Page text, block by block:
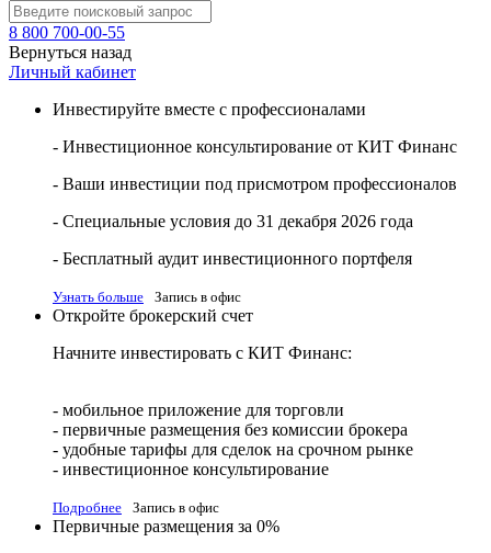
8 800 700-00-55
Вернуться назад
Личный кабинет
Инвестируйте вместе с профессионалами
- Инвестиционное консультирование от КИТ Финанс
- Ваши инвестиции под присмотром профессионалов
- Специальные условия до 31 декабря 2026 года
- Бесплатный аудит инвестиционного портфеля
Узнать больше Запись в офис
Откройте брокерский счет
Начните инвестировать с КИТ Финанс:
- мобильное приложение для торговли
- первичные размещения без комиссии брокера
- удобные тарифы для сделок на срочном рынке
- инвестиционное консультирование
Подробнее Запись в офис
Первичные размещения за 0%